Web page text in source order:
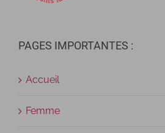
PAGES IMPORTANTES :
Accueil
Femme